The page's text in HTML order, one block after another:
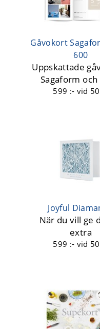
Gåvokort
600
Uppskattade
Sagaform och
599 :- vid
Joyful
När du vill ge
extra
599 :- vid